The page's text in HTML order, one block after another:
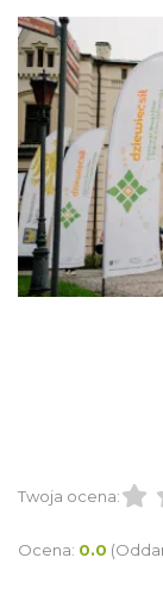
Brenna
18.49 km
Święto
Święto
Twoja ocena:
Ocena: 0.0